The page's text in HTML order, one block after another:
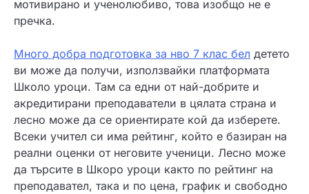
мотивирано и ученолюбиво, това изобщо не е
пречка.
Много добра подготовка за нво 7 клас бел детето
ви може да получи, използвайки платформата
Школо уроци. Там са едни от най-добрите и
акредитирани преподаватели в цялата страна и
лесно може да се ориентирате кой да изберете.
Всеки учител си има рейтинг, който е базиран на
реални оценки от неговите ученици. Лесно може
да търсите в Шкоро уроци както по рейтинг на
преподавател, така и по цена, график и свободно